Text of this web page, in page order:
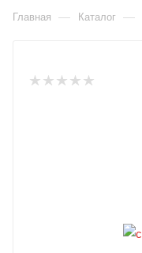
Главная — Каталог —